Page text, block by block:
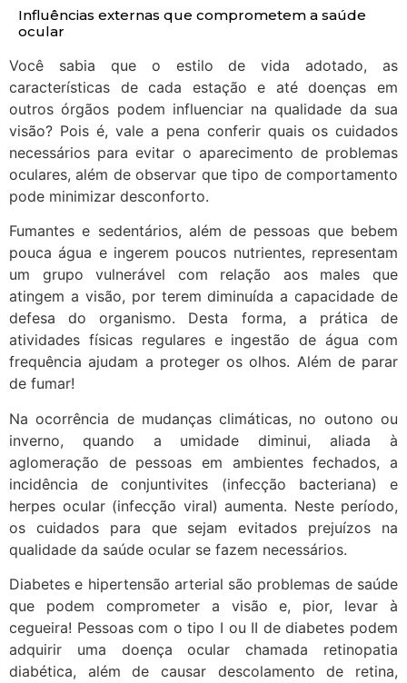
Influências externas que comprometem a saúde
ocular
Você sabia que o estilo de vida adotado, as
características de cada estação e até doenças em
outros órgãos podem influenciar na qualidade da sua
visão? Pois é, vale a pena conferir quais os cuidados
necessários para evitar o aparecimento de problemas
oculares, além de observar que tipo de comportamento
pode minimizar desconforto.
Fumantes e sedentários, além de pessoas que bebem
pouca água e ingerem poucos nutrientes, representam
um grupo vulnerável com relação aos males que
atingem a visão, por terem diminuída a capacidade de
defesa do organismo. Desta forma, a prática de
atividades físicas regulares e ingestão de água com
frequência ajudam a proteger os olhos. Além de parar
de fumar!
Na ocorrência de mudanças climáticas, no outono ou
inverno, quando a umidade diminui, aliada à
aglomeração de pessoas em ambientes fechados, a
incidência de conjuntivites (infecção bacteriana) e
herpes ocular (infecção viral) aumenta. Neste período,
os cuidados para que sejam evitados prejuízos na
qualidade da saúde ocular se fazem necessários.
Diabetes e hipertensão arterial são problemas de saúde
que podem comprometer a visão e, pior, levar à
cegueira! Pessoas com o tipo I ou II de diabetes podem
adquirir uma doença ocular chamada retinopatia
diabética, além de causar descolamento de retina,